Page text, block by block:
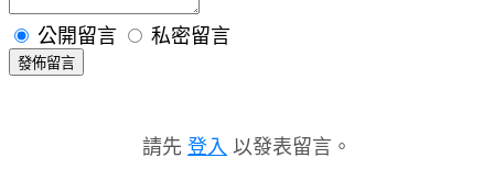
公開留言 私密留言
發佈留言
請先 登入 以發表留言。